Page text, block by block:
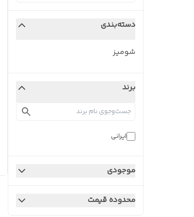
دسته‌بندی
شومیز
برند
ایرانی
موجودی
محدوده قیمت